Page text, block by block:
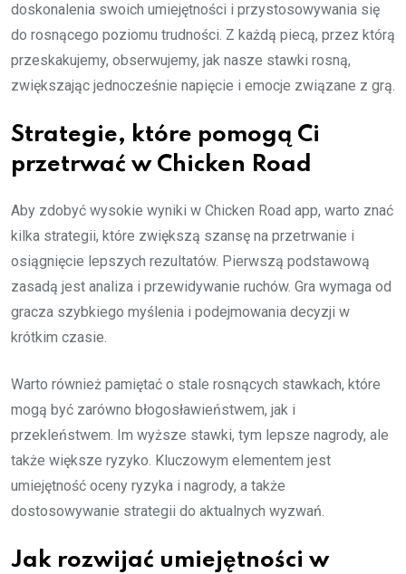
doskonalenia swoich umiejętności i przystosowywania się
do rosnącego poziomu trudności. Z każdą piecą, przez którą
przeskakujemy, obserwujemy, jak nasze stawki rosną,
zwiększając jednocześnie napięcie i emocje związane z grą.
Strategie, które pomogą Ci
przetrwać w Chicken Road
Aby zdobyć wysokie wyniki w Chicken Road app, warto znać
kilka strategii, które zwiększą szansę na przetrwanie i
osiągnięcie lepszych rezultatów. Pierwszą podstawową
zasadą jest analiza i przewidywanie ruchów. Gra wymaga od
gracza szybkiego myślenia i podejmowania decyzji w
krótkim czasie.
Warto również pamiętać o stale rosnących stawkach, które
mogą być zarówno błogosławieństwem, jak i
przekleństwem. Im wyższe stawki, tym lepsze nagrody, ale
także większe ryzyko. Kluczowym elementem jest
umiejętność oceny ryzyka i nagrody, a także
dostosowywanie strategii do aktualnych wyzwań.
Jak rozwijać umiejętności w